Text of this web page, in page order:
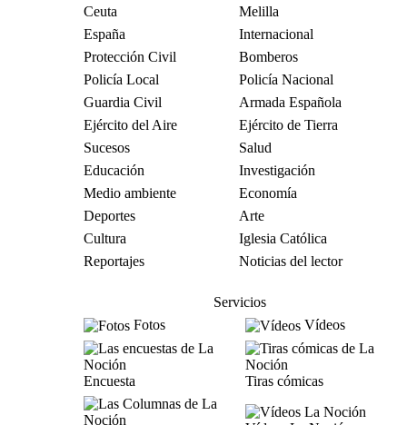
Ceuta
Melilla
España
Internacional
Protección Civil
Bomberos
Policía Local
Policía Nacional
Guardia Civil
Armada Española
Ejército del Aire
Ejército de Tierra
Sucesos
Salud
Educación
Investigación
Medio ambiente
Economía
Deportes
Arte
Cultura
Iglesia Católica
Reportajes
Noticias del lector
Servicios
Fotos
Vídeos
Encuesta Tiras cómicas